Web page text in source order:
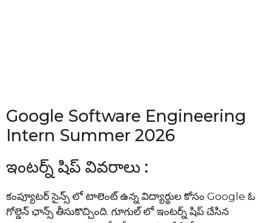
Google Software Engineering
Intern Summer 2026
ఇంటర్న్ షిప్ వివరాలు :
కంప్యూటర్ సైన్స్ లో టాలెంట్ ఉన్న విద్యార్థుల కోసం Google ఓ
గోల్డెన్ ఛాన్స్ తీసుకొచ్చింది. గూగుల్ లో ఇంటర్న్ షిప్ చేసిన